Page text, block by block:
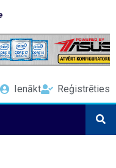
Ienākt Reģistrēties